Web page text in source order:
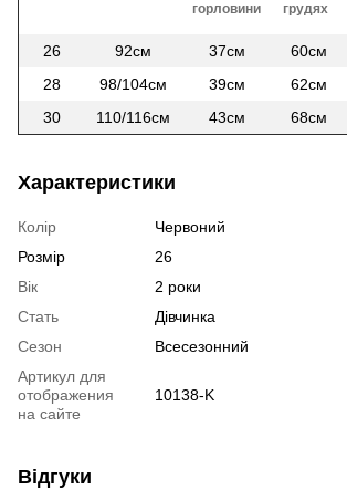
горловини
грудях
26 92см 37см 60см
28
98/104см 39см 62см
30
110/116см 43см 68см
Характеристики
Колір
Червоний
Розмір
26
Вік
2 роки
Стать
Дівчинка
Сезон
Всесезонний
Артикул для
отображения
на сайте
10138-K
Відгуки